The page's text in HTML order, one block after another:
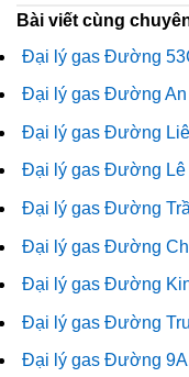
Bài viết cùng
Đại lý gas Đường
Đại lý gas Đường An
Đại lý gas Đường
Đại lý gas Đường Lê
Đại lý gas Đường
Đại lý gas Đường
Đại lý gas Đường
Đại lý gas Đường
Đại lý gas Đường